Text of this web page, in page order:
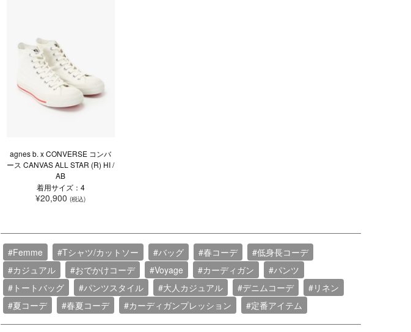
agnes b. x CONVERSE コンバ
ース CANVAS ALL STAR (R) HI /
AB
着用サイズ：4
¥20,900(税込)
#Femme #Tシャツ/カットソー #バッグ #春コーデ
#低身長コーデ
#カジュアル
#おでかけコーデ #Voyage #カーディガン
#パンツ
#トートバッグ
#パンツスタイル #大人カジュアル #デニムコーデ
#リネン
#夏コーデ
#春夏コーデ #カーディガンプレッション #定番アイテム